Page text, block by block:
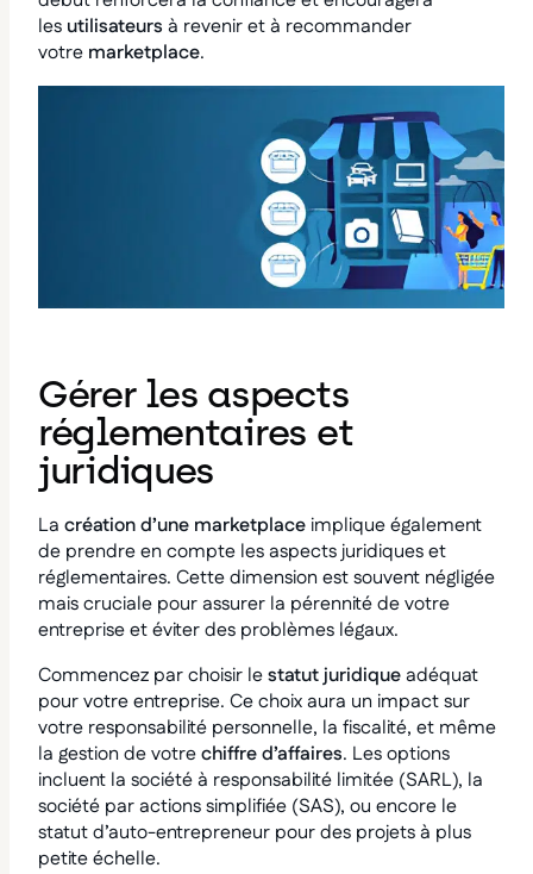
les utilisateurs à revenir et à recommander
votre marketplace.
Gérer les aspects
réglementaires et
juridiques
La création d’une marketplace implique également
de prendre en compte les aspects juridiques et
réglementaires. Cette dimension est souvent négligée
mais cruciale pour assurer la pérennité de votre
entreprise et éviter des problèmes légaux.
Commencez par choisir lestatut juridiqueadéquat
pour votre entreprise. Ce choix aura un impact sur
votre responsabilité personnelle, la fiscalité, et même
la gestion de votrechiffre d’affaires. Les options
incluent la société à responsabilité limitée (SARL), la
société par actions simplifiée (SAS), ou encore le
statut d’auto-entrepreneur pour des projets à plus
petite échelle.